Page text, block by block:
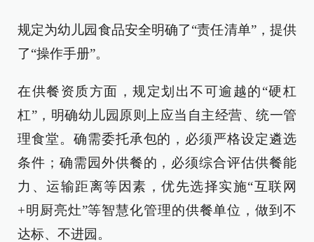
规定为幼儿园食品安全明确了“责任清单”，提供
了“操作手册”。
在供餐资质方面，规定划出不可逾越的“硬杠
杠”，明确幼儿园原则上应当自主经营、统一管
理食堂。确需委托承包的，必须严格设定遴选
条件；确需园外供餐的，必须综合评估供餐能
力、运输距离等因素，优先选择实施“互联网
+明厨亮灶”等智慧化管理的供餐单位，做到不
达标、不进园。